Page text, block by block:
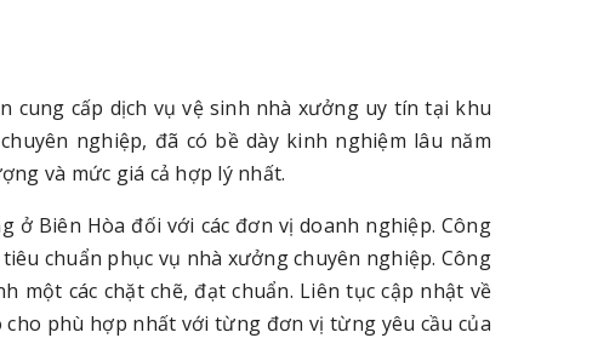
cung cấp dịch vụ vệ sinh nhà xưởng uy tín tại khu
nghiệp, đã có bề dày kinh nghiệm lâu năm
và mức giá cả hợp lý nhất.
Biên Hòa đối với các đơn vị doanh nghiệp. Công
chuẩn phục vụ nhà xưởng chuyên nghiệp. Công
một các chặt chẽ, đạt chuẩn. Liên tục cập nhật về
phù hợp nhất với từng đơn vị từng yêu cầu của